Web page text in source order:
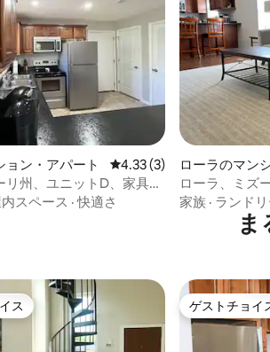
ョン・アパート レビュー3件、5つ星中
4.33 (3)
リ州、ユニットD、家具付
スペース ·快適さ
ローラのマン
ローラ、ミズ
ド2バスルーム
家族 · ランド
チョイスです。
ス ゲストチョイ
ゲストチョイ